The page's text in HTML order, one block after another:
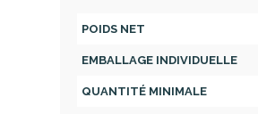
POIDS NET
EMBALLAGE INDIVIDUELLE
QUANTITÉ MINIMALE